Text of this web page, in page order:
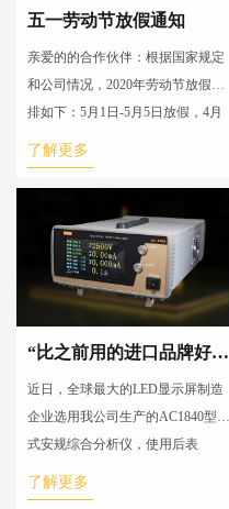
五一劳动节放假通知
亲爱的的合作伙伴：根据国家规定
和公司情况，2020年劳动节放假安
排如下：5月1日-5月5日放假，4月
26日（周日）和5月9日（周六）正
常上班。假日期间有值班人员
了解更多
“比之前用的进口品牌好用！”
近日，全球最大的LED显示屏制造
企业选用我公司生产的AC1840型台
式安规综合分析仪，使用后表
示：“比之前用的XX进口品牌好用
多了！不仅完美满足了最近的IEC6
了解更多